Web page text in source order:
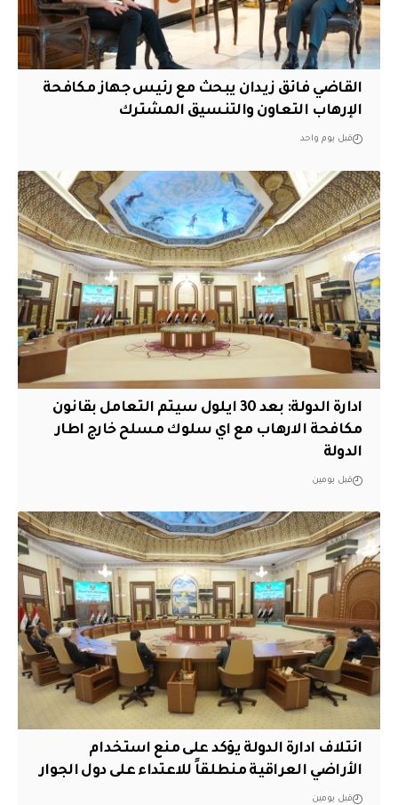
القاضي فائق زيدان يبحث مع رئيس جهاز مكافحة
الإرهاب التعاون والتنسيق المشترك
قبل يوم واحد
ادارة الدولة: بعد 30 ايلول سيتم التعامل بقانون
مكافحة الارهاب مع اي سلوك مسلح خارج اطار
الدولة
قبل يومين
ائتلاف ادارة الدولة يؤكد على منع استخدام
الأراضي العراقية منطلقاً للاعتداء على دول الجوار
قبل يومين